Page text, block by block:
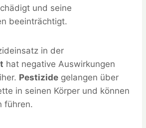
und seine
beeinträchtigt.
in der
hat negative Auswirkungen
Pestizide gelangen über
in seinen Körper und können
führen.